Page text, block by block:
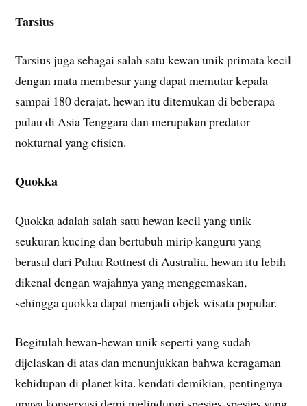
Tarsius
Tarsius juga sebagai salah satu kewan unik primata kecil
dengan mata membesar yang dapat memutar kepala
sampai 180 derajat. hewan itu ditemukan di beberapa
pulau di Asia Tenggara dan merupakan predator
nokturnal yang efisien.
Quokka
Quokka adalah salah satu hewan kecil yang unik
seukuran kucing dan bertubuh mirip kanguru yang
berasal dari Pulau Rottnest di Australia. hewan itu lebih
dikenal dengan wajahnya yang menggemaskan,
sehingga quokka dapat menjadi objek wisata popular.
Begitulah hewan-hewan unik seperti yang sudah
dijelaskan di atas dan menunjukkan bahwa keragaman
kehidupan di planet kita. kendati demikian, pentingnya